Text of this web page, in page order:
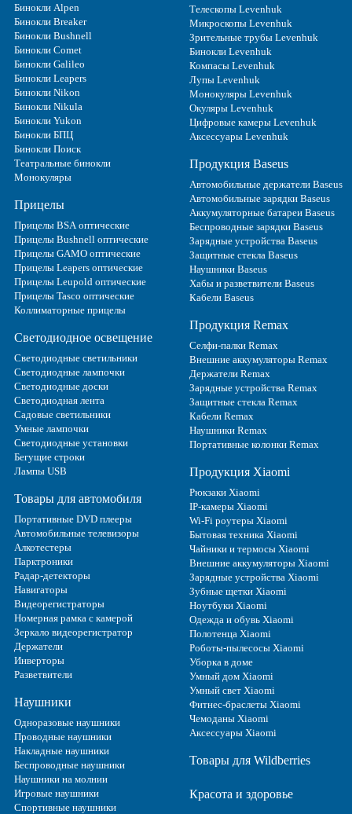
Бинокли Alpen
Бинокли Breaker
Бинокли Bushnell
Бинокли Comet
Бинокли Galileo
Бинокли Leapers
Бинокли Nikon
Бинокли Nikula
Бинокли Yukon
Бинокли БПЦ
Бинокли Поиск
Театральные бинокли
Монокуляры
Прицелы
Прицелы BSA оптические
Прицелы Bushnell оптические
Прицелы GAMO оптические
Прицелы Leapers оптические
Прицелы Leupold оптические
Прицелы Tasco оптические
Коллиматорные прицелы
Светодиодное освещение
Светодиодные светильники
Светодиодные лампочки
Светодиодные доски
Светодиодная лента
Садовые светильники
Умные лампочки
Светодиодные установки
Бегущие строки
Лампы USB
Товары для автомобиля
Портативные DVD плееры
Автомобильные телевизоры
Алкотестеры
Парктроники
Радар-детекторы
Навигаторы
Видеорегистраторы
Номерная рамка с камерой
Зеркало видеорегистратор
Держатели
Инверторы
Разветвители
Наушники
Одноразовые наушники
Проводные наушники
Накладные наушники
Беспроводные наушники
Наушники на молнии
Игровые наушники
Спортивные наушники
Телескопы Levenhuk
Микроскопы Levenhuk
Зрительные трубы Levenhuk
Бинокли Levenhuk
Компасы Levenhuk
Лупы Levenhuk
Монокуляры Levenhuk
Окуляры Levenhuk
Цифровые камеры Levenhuk
Аксессуары Levenhuk
Продукция Baseus
Автомобильные держатели Baseus
Автомобильные зарядки Baseus
Аккумуляторные батареи Baseus
Беспроводные зарядки Baseus
Зарядные устройства Baseus
Защитные стекла Baseus
Наушники Baseus
Хабы и разветвители Baseus
Кабели Baseus
Продукция Remax
Селфи-палки Remax
Внешние аккумуляторы Remax
Держатели Remax
Зарядные устройства Remax
Защитные стекла Remax
Кабели Remax
Наушники Remax
Портативные колонки Remax
Продукция Xiaomi
Рюкзаки Xiaomi
IP-камеры Xiaomi
Wi-Fi роутеры Xiaomi
Бытовая техника Xiaomi
Чайники и термосы Xiaomi
Внешние аккумуляторы Xiaomi
Зарядные устройства Xiaomi
Зубные щетки Xiaomi
Ноутбуки Xiaomi
Одежда и обувь Xiaomi
Полотенца Xiaomi
Роботы-пылесосы Xiaomi
Уборка в доме
Умный дом Xiaomi
Умный свет Xiaomi
Фитнес-браслеты Xiaomi
Чемоданы Xiaomi
Аксессуары Xiaomi
Товары для Wildberries
Красота и здоровье